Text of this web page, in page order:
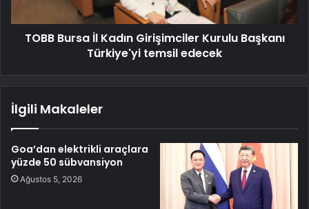
TOBB Bursa İl Kadın Girişimciler Kurulu Başkanı
Türkiye'yi temsil edecek
İlgili Makaleler
Goa’dan elektrikli araçlara
yüzde 50 sübvansiyon
Ağustos 5, 2026